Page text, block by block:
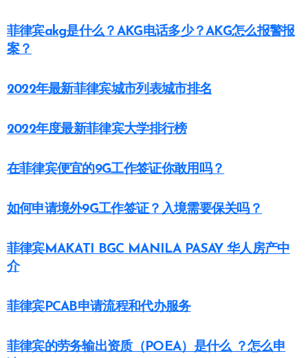
菲律宾akg是什么？AKG电话多少？AKG怎么报警报
案？
2022年最新菲律宾城市列表城市排名
2022年度最新菲律宾大学排行榜
在菲律宾便宜的9G工作签证你敢用吗？
如何申请境外9G工作签证？入境需要保关吗？
菲律宾MAKATI BGC MANILA PASAY 华人房产中
介
菲律宾PCAB申请流程和代办服务
菲律宾的劳务输出资质（POEA）是什么 ？怎么申